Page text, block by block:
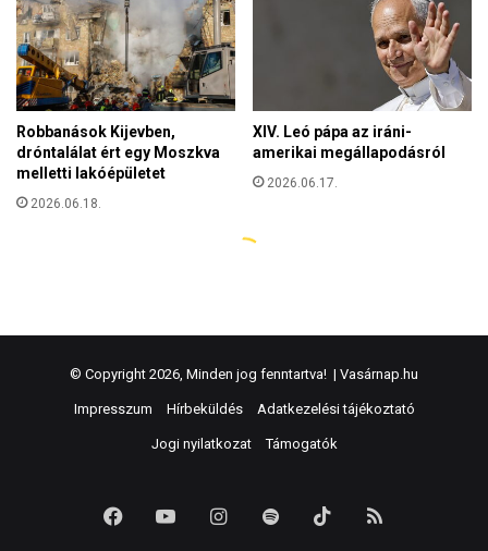
© Copyright 2026, Minden jog fenntartva! | Vasárnap.hu
Impresszum Hírbeküldés Adatkezelési tájékoztató
Jogi nyilatkozat Támogatók
FacebookYouTubeInstagram
Spotify TikTok